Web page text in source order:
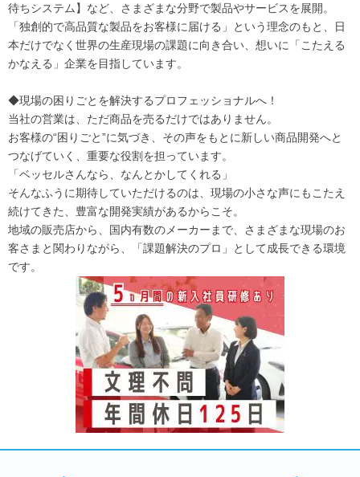
待ちシステム】など、さまざまな分野で製品やサービスを展開。
「独創的で高品質な製品をお客様に届ける」という理念のもと、日
本だけでなく世界の生産現場の課題に向き合い、想いに「こたえる
かなえる」企業を目指しています。
◆現場の困りごとを解決するプロフェッショナルへ！
当社の営業は、ただ商品を売るだけではありません。
お客様の“困りごと”に気づき、その声をもとに新しい商品開発へと
つなげていく、重要な役割を担っています。
「ベッセルさんなら、なんとかしてくれる」
そんなふうに期待していただけるのは、現場の小さな声にもこたえ
続けてきた、豊富な開発実績があるからこそ。
地域の販売店から、国内有数のメーカーまで、さまざまな現場のお
客さまと関わりながら、「課題解決のプロ」として成長できる環境
です。